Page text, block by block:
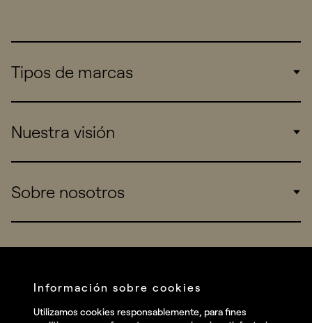
Tipos de marcas
Consumers
Startups
Nuestra visión
Work
Sobre nosotros
TalentInformación sobre cookies
Utilizamos cookies responsablemente, para fines